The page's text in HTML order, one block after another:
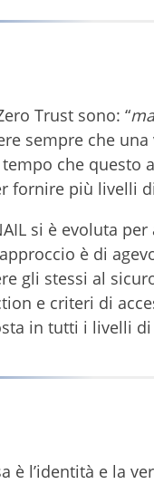
Trust sono: “
sempre che
che questo
fornire più livelli
si è evoluta
è di
gli stessi al
e criteri di
in tutti i livelli
è l’identità e la